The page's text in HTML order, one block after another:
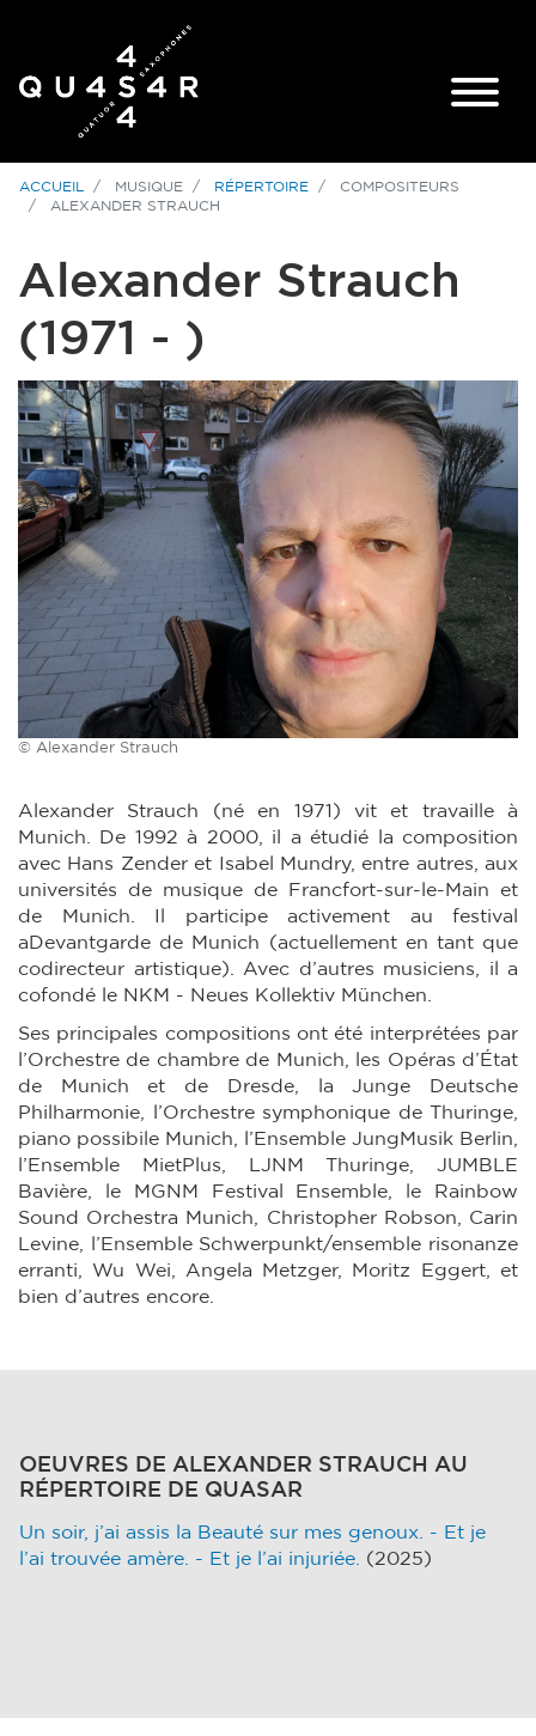
ACCUEIL MUSIQUE RÉPERTOIRE
COMPOSITEURS
ALEXANDER STRAUCH
Alexander Strauch
(1971 - )
© Alexander Strauch
Alexander Strauch (né en 1971) vit et travaille à
Munich. De 1992 à 2000, il a étudié la composition
avec Hans Zender et Isabel Mundry, entre autres, aux
universités de musique de Francfort-sur-le-Main et
de Munich. Il participe activement au festival
aDevantgarde de Munich (actuellement en tant que
codirecteur artistique). Avec d’autres musiciens, il a
cofondé le NKM - Neues Kollektiv München.
Ses principales compositions ont été interprétées par
l’Orchestre de chambre de Munich, les Opéras d’État
de Munich et de Dresde, la Junge Deutsche
Philharmonie, l’Orchestre symphonique de Thuringe,
piano possibile Munich, l’Ensemble JungMusik Berlin,
l’Ensemble MietPlus, LJNM Thuringe, JUMBLE
Bavière, le MGNM Festival Ensemble, le Rainbow
Sound Orchestra Munich, Christopher Robson, Carin
Levine, l’Ensemble Schwerpunkt/ensemble risonanze
erranti, Wu Wei, Angela Metzger, Moritz Eggert, et
bien d’autres encore.
OEUVRES DE ALEXANDER STRAUCH AU
RÉPERTOIRE DE QUASAR
Un soir, j’ai assis la Beauté sur mes genoux. - Et je
l’ai trouvée amère. - Et je l’ai injuriée. (2025)